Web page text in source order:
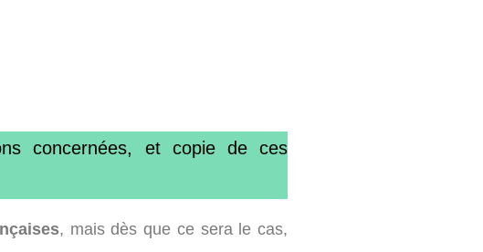
concernées, et copie de ces
, mais dès que ce sera le cas,